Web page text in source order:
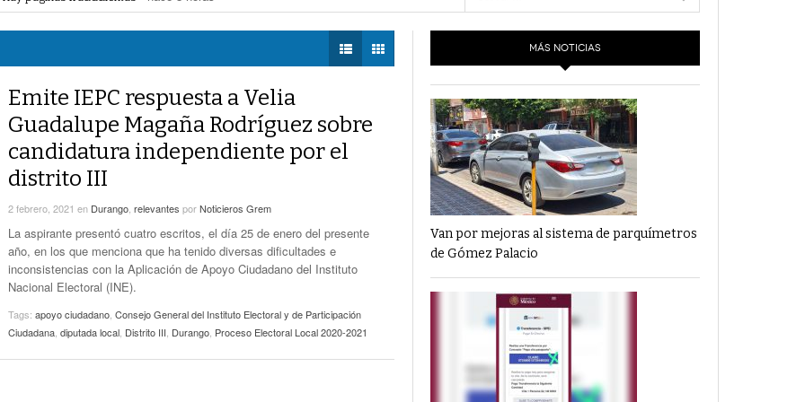
hace 10 horas -
Hay Que Esperar A Que Se Pongan De
Acuerdo Los Alcaldes: Presidente De La
Comisión De Movilidad Sobre Paso De Taxis
hace 11 horas -
Sigue El Robo De Catalizadores- hace 12 horas -
TWEETS AND
ESTÉREO GALLITO
Financiamiento’ Por PC29
‘La Laguna: Bomba De Tiempo Por Falta De
Planeación’ Por PC29- 17 mayo, 2021
‘Las Corrupciones, Sus Formas Y Efectos’ Por
PC29- 7 mayo, 2021
programadas en Gómez Palacio- hace 8 horas -
obliga a Lerdo a ajustar finanzas e incrementar recaudación- hace 9
las víctimas y contra la tortura
Emite IEPC respuesta a Velia
Guadalupe Magaña Rodríguez sobre
candidatura independiente por el
distrito III
2 febrero, 2021 en Durango relevantes porNoticieros Grem
La aspirante presentó cuatro escritos, el día 25 de enero del presente
año, en los que menciona que ha tenido diversas dificultades e
inconsistencias con la Aplicación de Apoyo Ciudadano del Instituto
Nacional Electoral (INE).
Tags: apoyo ciudadano Consejo General del Instituto Electoral y de Participación
Ciudadana diputada local Distrito III Durango Proceso Electoral Local 2020-2021
MÁS NOTICIAS
Van por mejoras al sistema de parquímetros
de Gómez Palacio